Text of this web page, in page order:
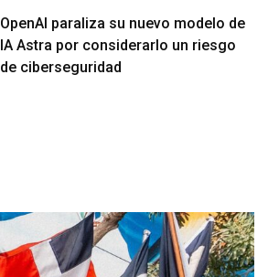
OpenAI paraliza su nuevo modelo de
IA Astra por considerarlo un riesgo
de ciberseguridad